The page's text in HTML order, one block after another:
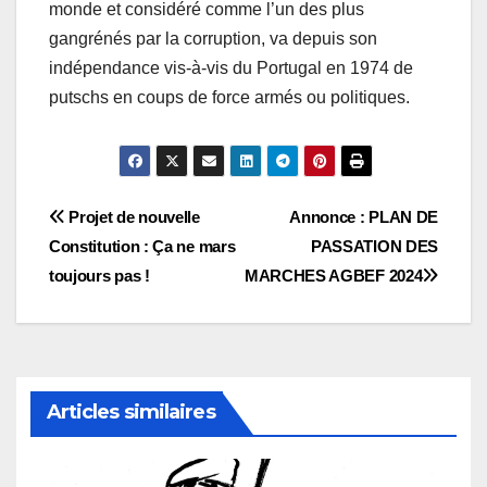
monde et considéré comme l’un des plus
gangrénés par la corruption, va depuis son
indépendance vis-à-vis du Portugal en 1974 de
putschs en coups de force armés ou politiques.
Navigation
de
l’article
Annonce : PLAN DE
PASSATION DES
MARCHES AGBEF 2024
Projet de nouvelle
Constitution : Ça ne mars
toujours pas !
Articles similaires